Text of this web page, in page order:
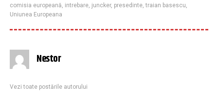
comisia europeană intrebare juncker, presedinte ,traian basescu
Uniunea Europeana
Nestor
Vezi toate postările autorului